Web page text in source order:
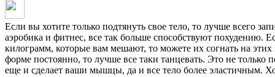
Если вы хотите только подтянуть свое тело, то лучше всего
аэробика и фитнес, все так больше способствуют похудению.
килограмм, которые вам мешают, то можете их согнать на этих
форме постоянно, то лучше все таки танцевать. Это не только
еще и сделает ваши мышцы, да и все тело более эластичным.